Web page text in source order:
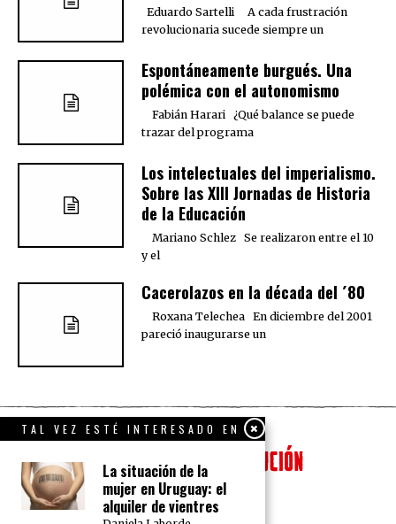
Eduardo Sartelli A cada frustración
revolucionaria sucede siempre un
Espontáneamente burgués. Una
polémica con el autonomismo
Fabián Harari ¿Qué balance se puede
trazar del programa
Los intelectuales del imperialismo.
Sobre las XIII Jornadas de Historia
de la Educación
Mariano Schlez Se realizaron entre el 10
y el
Cacerolazos en la década del ´80
Roxana Telechea En diciembre del 2001
pareció inaugurarse un
TAL VEZ ESTÉ INTERESADO EN
La situación de la
mujer en Uruguay: el
alquiler de vientres